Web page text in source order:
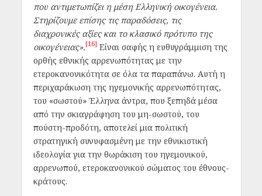
που αντιμετωπίζει η μέση Ελληνική οικογένεια.
Στηρίζουμε επίσης τις παραδόσεις, τις
διαχρονικές αξίες και το κλασικό πρότυπο της
οικογένειας».[16] Είναι σαφής η ευθυγράμμιση της
ορθής εθνικής αρρενωπότητας με την
ετεροκανονικότητα σε όλα τα παραπάνω. Αυτή η
περιχαράκωση της ηγεμονικής αρρενωπότητας,
του «σωστού» Έλληνα άντρα, που ξεπηδά μέσα
από την σκιαγράφηση του μη-σωστού, του
πούστη-προδότη, αποτελεί μια πολιτική
στρατηγική συνυφασμένη με την εθνικιστική
ιδεολογία για την θωράκιση του ηγεμονικού,
αρρενωπού, ετεροκανονικού σώματος του έθνους-
κράτους.